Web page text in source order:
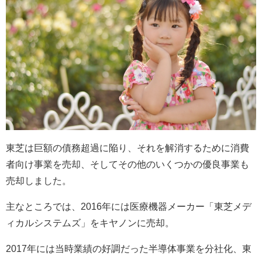
東芝は巨額の債務超過に陥り、それを解消するために消費
者向け事業を売却、そしてその他のいくつかの優良事業も
売却しました。
主なところでは、 2016年には医療機器メーカー「東芝メデ
ィカルシステムズ」をキヤノンに売却。
2017年には当時業績の好調だった半導体事業を分社化、東